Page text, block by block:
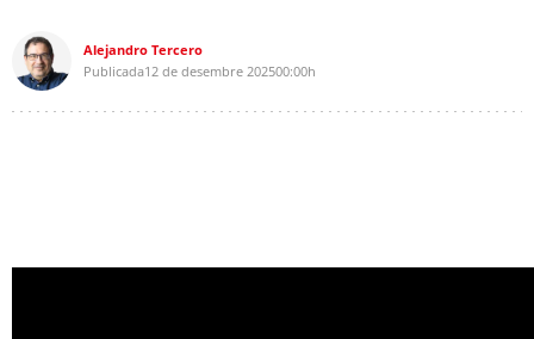
Alejandro Tercero
Publicada12 de desembre 202500:00h